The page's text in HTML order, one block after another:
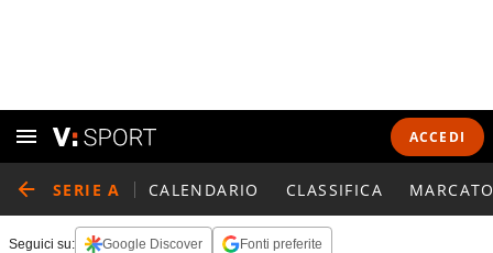
ACCEDI
SERIE A CALENDARIO CLASSIFICA
Seguici su: Google Discover Fonti preferite